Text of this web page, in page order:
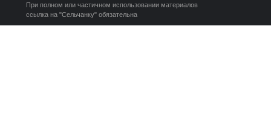
При полном или частичном использовании материалов
ссылка на "Сельчанку" обязательна